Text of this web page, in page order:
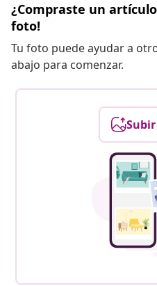
¿Compraste un
foto!
Tu foto puede ayudar a
abajo para comenzar.